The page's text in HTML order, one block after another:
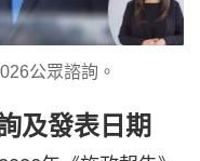
公眾諮詢。
及發表日期